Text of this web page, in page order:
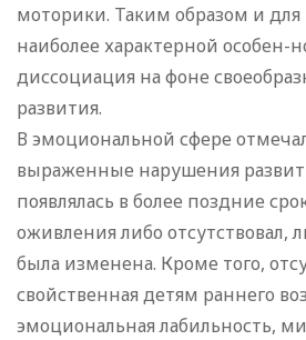
моторики. Таким образом и
наиболее характерной особен-
диссоциация на фоне
развития.
В эмоциональной сфере
выраженные нарушения
появлялась в более поздние
оживления либо отсутствовал,
была изменена. Кроме того,
свойственная детям раннего
эмоциональная лабильность,